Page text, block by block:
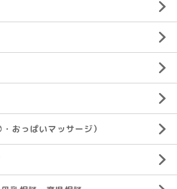
おっぱいマッサージ）